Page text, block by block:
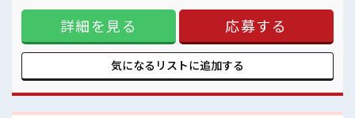
持ち物が多いあなたにもぴったり☆
ロッカー付き職場♪
ト、プロテイン ■お仕事PR ≪自分の時間も大切≫ 残業はほと
んどナシ！ 場合によってはお願いすることもあります♪ ≪週
休2日制≫ 週末は家族や友人と一緒にプライベート満喫！ ≪
モチベーションもUP≫ 派手過ぎなければ髪型や髪色自由♪
(規定有)≪動きやすい制服アリ≫ 制服があるので、 毎日の服
装の悩み解消♪ ≪未経験の方も大カンゲイ≫ 新しいことにチ
ます！ イチからスキルUP・ステップUP目指していきましょ
う！ ■職場の雰囲気 明るすぎたり奇抜過ぎなければヘアカラ
詳細を見る 応募する
気になるリストに追加する